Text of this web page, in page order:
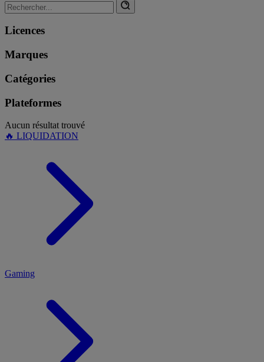
Licences
Marques
Catégories
Plateformes
Aucun résultat trouvé
🔥 LIQUIDATION
Gaming